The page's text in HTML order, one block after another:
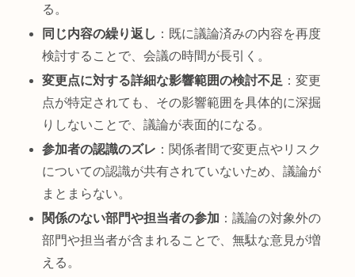
る。
同じ内容の繰り返し ：既に議論済みの内容を再度
検討することで、会議の時間が長引く。
変更点に対する詳細な影響範囲の検討不足 ：変更
点が特定されても、その影響範囲を具体的に深掘
りしないことで、議論が表面的になる。
参加者の認識のズレ ：関係者間で変更点やリスク
についての認識が共有されていないため、議論が
まとまらない。
関係のない部門や担当者の参加 ：議論の対象外の
部門や担当者が含まれることで、無駄な意見が増
える。